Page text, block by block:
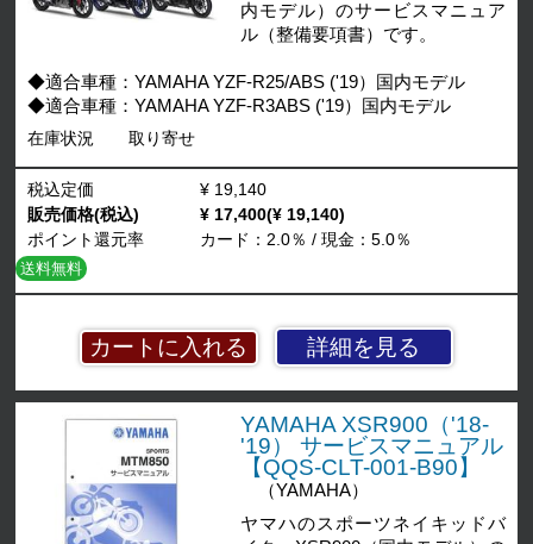
内モデル）のサービスマニュア
ル（整備要項書）です。
◆適合車種：YAMAHA YZF-R25/ABS ('19）国内モデル
◆適合車種：YAMAHA YZF-R3ABS ('19）国内モデル
在庫状況
取り寄せ
詳細を見る
税込定価
¥ 19,140
販売価格(税込)
¥ 17,400(¥ 19,140)
ポイント還元率
カード：2.0％ / 現金：5.0％
送料無料
YAMAHA XSR900（'18-
'19） サービスマニュアル
【QQS-CLT-001-B90】
（YAMAHA）
ヤマハのスポーツネイキッドバ